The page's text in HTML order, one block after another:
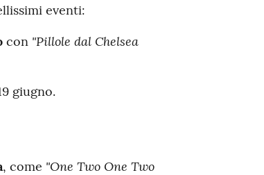
eventi:
con "Pillole dal Chelsea
giugno.
, come "One Two One Two